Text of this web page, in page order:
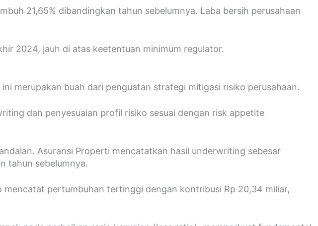
21,65% dibandingkan tahun sebelumnya. Laba bersih perusahaan
2024, jauh di atas keetentuan minimum regulator.
merupakan buah dari penguatan strategi mitigasi risiko perusahaan.
dan penyesuaian profil risiko sesuai dengan risk appetite
Asuransi Properti mencatatkan hasil underwriting sebesar
tahun sebelumnya.
mencatat pertumbuhan tertinggi dengan kontribusi Rp 20,34 miliar,